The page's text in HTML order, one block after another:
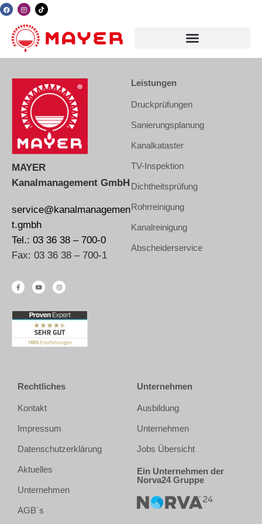
MAYER
Kanalmanagement GmbH
service@kanalmanagemen
t.gmbh
Tel.: 03 36 38 – 700-0
Fax: 03 36 38 – 700-1
Leistungen
Druckprüfungen
Sanierungsplanung
Kanalkataster
TV-Inspektion
Dichtheitsprüfung
Rohrreinigung
Kanalreinigung
Abscheiderservice
Rechtliches
Kontakt
Impressum
Datenschutzerklärung
Aktuelles
Unternehmen
AGB´s
Unternehmen
Ausbildung
Unternehmen
Jobs Übersicht
Ein Unternehmen der
Norva24 Gruppe